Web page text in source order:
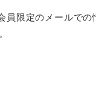
限定のメールで